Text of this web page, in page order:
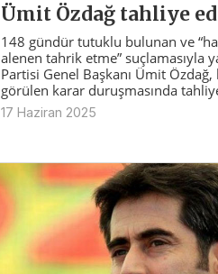
Ümit Özdağ tahliye
148 gündür tutuklu bulunan ve
alenen tahrik etme” suçlamasıyla
Partisi Genel Başkanı Ümit Özdağ,
görülen karar duruşmasında
17 Haziran 2025